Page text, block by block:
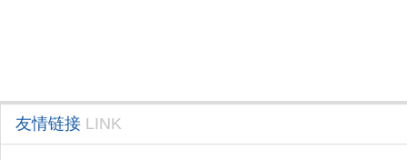
友情链接 LINK